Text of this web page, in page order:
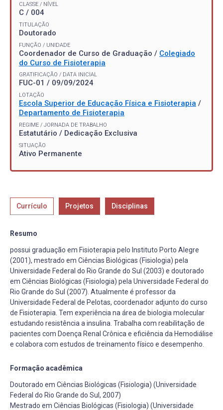
CLASSE / NÍVEL
C / 004
TITULAÇÃO
Doutorado
FUNÇÃO / UNIDADE
Coordenador de Curso de Graduação / Colegiado
do Curso de Fisioterapia
GRATIFICAÇÃO / DATA INICIAL
FUC-01 / 09/09/2024
LOTAÇÃO
Escola Superior de Educação Física e Fisioterapia /
Departamento de Fisioterapia
REGIME / JORNADA DE TRABALHO
Estatutário / Dedicação Exclusiva
SITUAÇÃO
Ativo Permanente
Currículo Projetos Disciplinas
Resumo
possui graduação em Fisioterapia pelo Instituto Porto Alegre
(2001), mestrado em Ciências Biológicas (Fisiologia) pela
Universidade Federal do Rio Grande do Sul (2003) e doutorado
em Ciências Biológicas (Fisiologia) pela Universidade Federal do
Rio Grande do Sul (2007). Atualmente é professor da
Universidade Federal de Pelotas, coordenador adjunto do curso
de Fisioterapia. Tem experiência na área de biologia molecular
estudando resistência a insulina. Trabalha com reabilitação de
pacientes com Doença Renal Crônica e eficiência da Hemodiálise
e colabora com estudos de treinamento físico e desempenho.
Formação acadêmica
Doutorado em Ciências Biológicas (Fisiologia) (Universidade
Federal do Rio Grande do Sul, 2007)
Mestrado em Ciências Biológicas (Fisiologia) (Universidade